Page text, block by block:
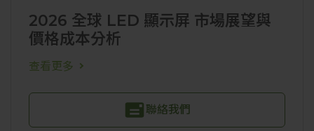
2026 全球 LED 顯示屏 市場展望與
價格成本分析
查看更多
聯絡我們